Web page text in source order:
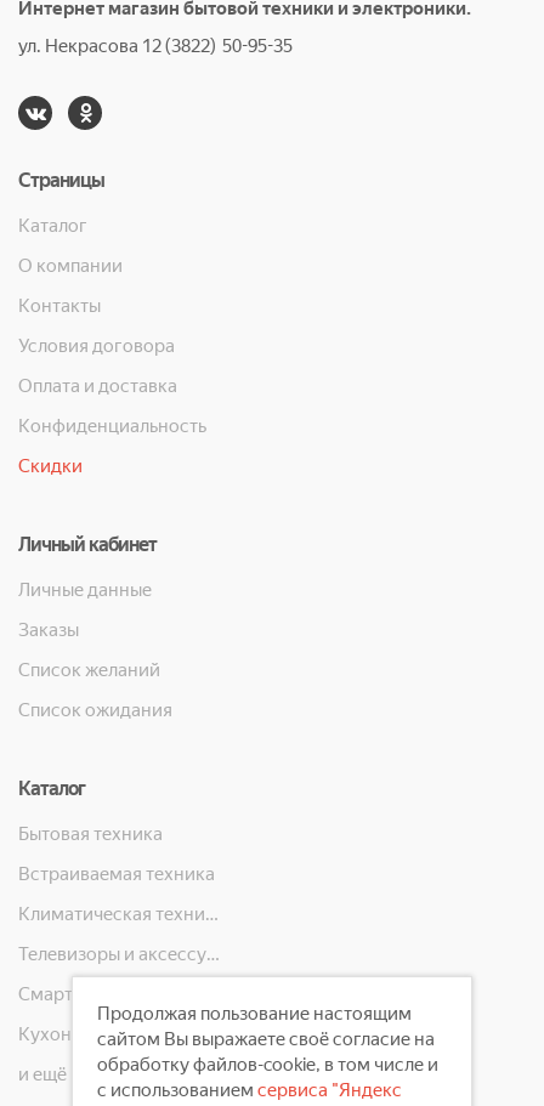
Интернет магазин бытовой техники и электроники.
ул. Некрасова 12 (3822) 50-95-35
Страницы
Каталог
О компании
Контакты
Условия договора
Оплата и доставка
Конфиденциальность
Скидки
Личный кабинет
Личные данные
Заказы
Список желаний
Список ожидания
Каталог
Бытовая техника
Встраиваемая техника
Климатическая техника
Телевизоры и аксессуары
Кухонная техника
и ещё 10 категорий
Продолжая пользование настоящим
сайтом Вы выражаете своё согласие на
обработку файлов-cookie, в том числе и
с использованием сервиса "Яндекс